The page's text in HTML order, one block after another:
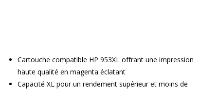
Cartouche compatible HP 953XL offrant une impression
haute qualité en magenta éclatant
Capacité XL pour un rendement supérieur et moins de